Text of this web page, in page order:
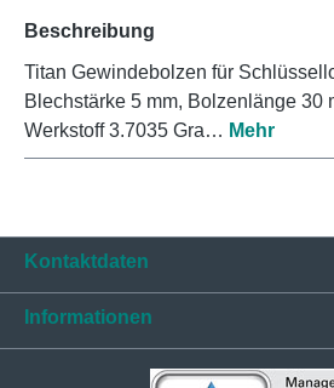
Beschreibung
Titan Gewindebolzen für
Blechstärke 5 mm, Bolzenlänge 30
Werkstoff 3.7035 Gra… Mehr
Kontaktdaten
Informationen